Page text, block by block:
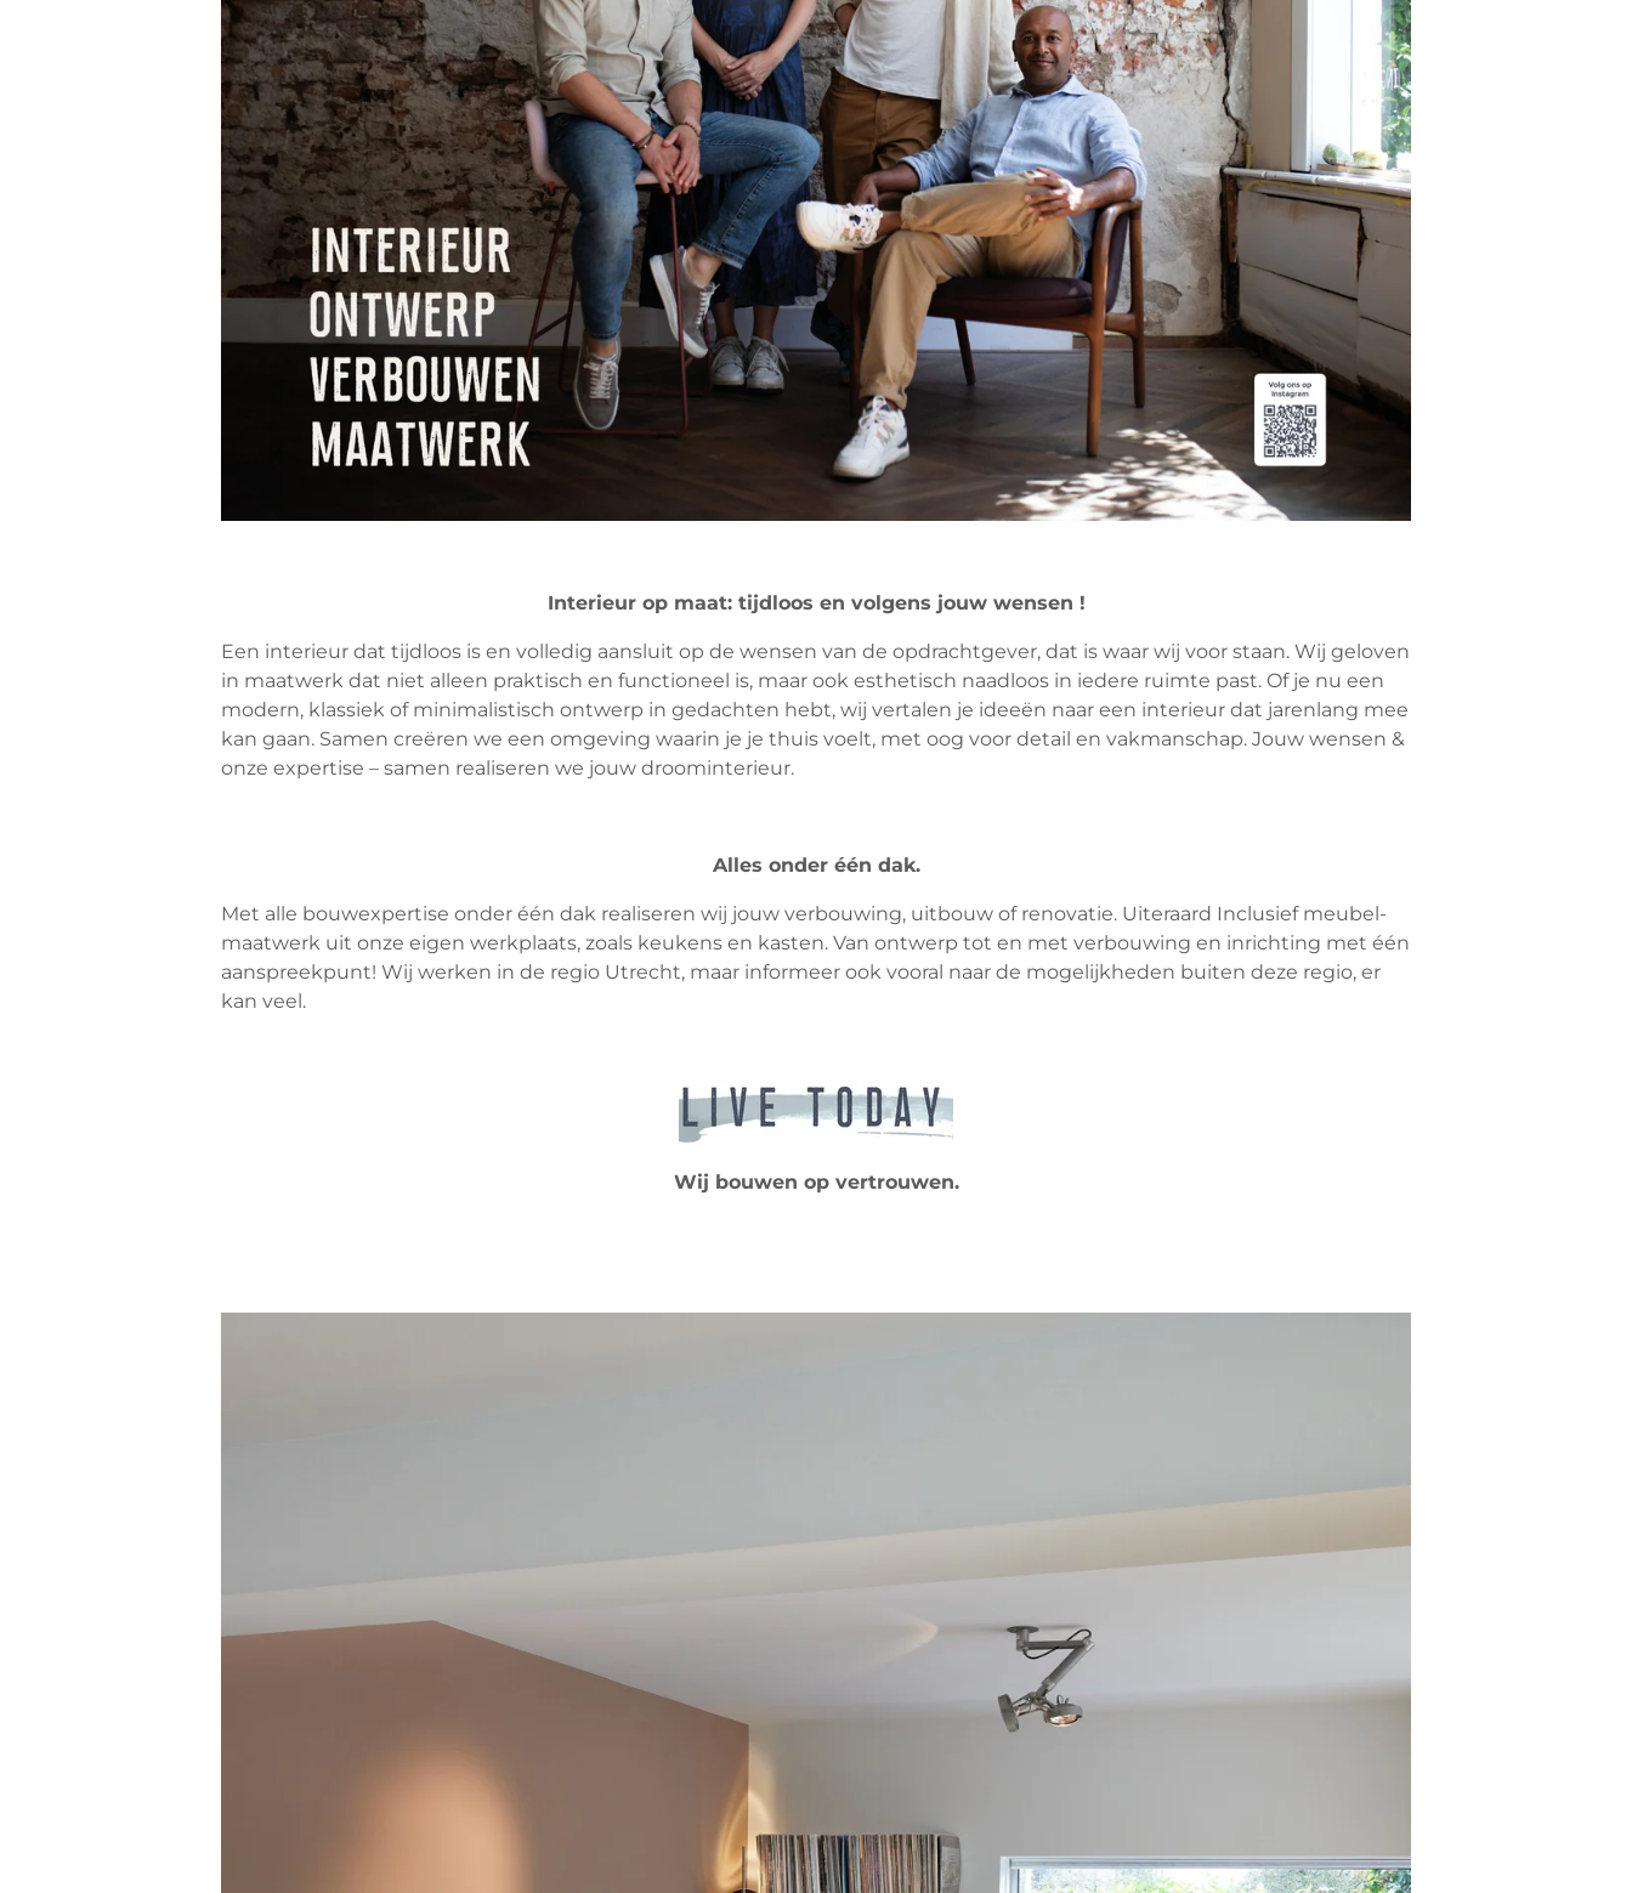
Interieur op maat: tijdloos en volgens jouw wensen !
Een interieur dat tijdloos is en volledig aansluit op de wensen van de opdrachtgever, dat is waar wij voor staan. Wij geloven
in maatwerk dat niet alleen praktisch en functioneel is, maar ook esthetisch naadloos in iedere ruimte past. Of je nu een
modern, klassiek of minimalistisch ontwerp in gedachten hebt, wij vertalen je ideeën naar een interieur dat jarenlang mee
kan gaan. Samen creëren we een omgeving waarin je je thuis voelt, met oog voor detail en vakmanschap. Jouw wensen &
onze expertise – samen realiseren we jouw droominterieur.
Alles onder één dak.
Met alle bouwexpertise onder één dak realiseren wij jouw verbouwing, uitbouw of renovatie. Uiteraard Inclusief meubel-
maatwerk uit onze eigen werkplaats, zoals keukens en kasten. Van ontwerp tot en met verbouwing en inrichting met één
aanspreekpunt! Wij werken in de regio Utrecht, maar informeer ook vooral naar de mogelijkheden buiten deze regio, er
kan veel.
Wij bouwen op vertrouwen.